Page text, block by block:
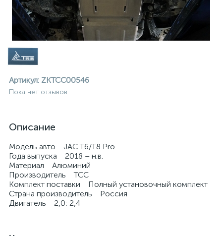
Артикул: ZKTCC00546
Пока нет отзывов
Описание
Модель авто JAC T6/T8 Pro
Года выпуска 2018 – н.в.
Материал Алюминий
Производитель ТСС
Комплект поставки Полный установочный комплект
Страна производитель Россия
Двигатель 2,0; 2,4